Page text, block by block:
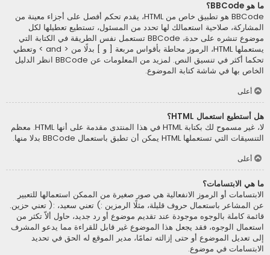
ما هو BBCode؟
BBCode هو تطبيق خاص من HTML، يقدم تحكم أفصل على أجزاء معينة من
المشاركة، صلاحية استعمالك لها تحدد من المسئول، تستطيع تعطيلها لكل
موضوع تنشره على حدة، BBCode تستعمل نفس الطريقة في الكتابة التي
يستعملها HTML، الرموز محاطة بأقواس مربعة [ و ] بدلًا من < and > وتعطي
تحكما أكثر في تنسيق النص. لمزيد من المعلومات عن BBCode انظر الدليل
الخاص بها في شاشة كتابة الموضوع.
أعلى
هل أستطيع استعمال HTML؟
لا، غير مسموح لك بكتابة HTML في هذا المنتدى مقدمة على أنها HTML. معظم
التنسيقات التي تستعملها HTML يمكن أن تطبق باستعمال BBCode بدلا منها.
أعلى
ما هي الابتسامات؟
الابتسامات أو الرموز الانفعالية هي صور صغيرة من الممكن استعمالها للتعبير
عن المشاعر باستعمال حروف قليلة، مثلًا الرمزين :) تعني سعيد، :( تعني حزين.
قائمة كاملة بالوجوه موجودة عند تقديم موضوع أو رد جديد، حاول ألاّ تكثر من
استعمال الوجوه، فقد يجعل هذا الموضوع غير قابل للقراءة مما يدعو المشرف
إلى تعديل الموضوع أو حتى إزالته تمامًا، مدير الموقع له الحق في تحديد
الابتسامات في موضوع.